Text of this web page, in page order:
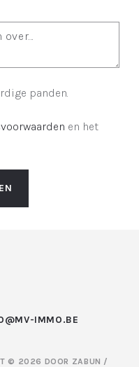
panden.
en het
IMMO.BE
© 2026 DOOR ZABUN /